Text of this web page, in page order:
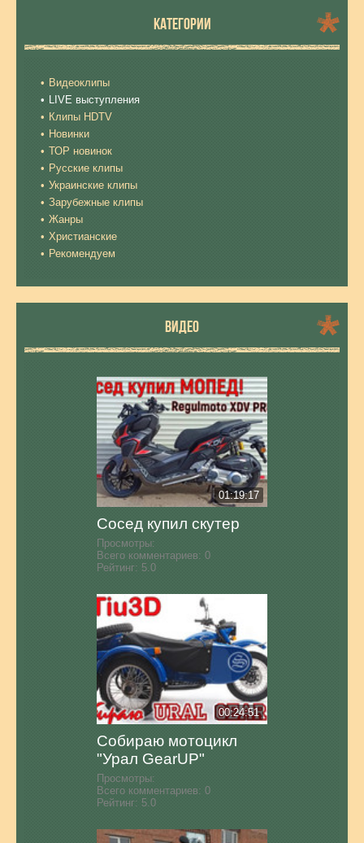
КАТЕГОРИИ
Видеоклипы
LIVE выступления
Клипы HDTV
Новинки
ТОР новинок
Русские клипы
Украинские клипы
Зарубежные клипы
Жанры
Христианские
Рекомендуем
ВИДЕО
01:19:17
Сосед купил скутер
Просмотры:
Всего комментариев: 0
Рейтинг: 5.0
00:24:51
Собираю мотоцикл
"Урал GearUP"
Просмотры:
Всего комментариев: 0
Рейтинг: 5.0